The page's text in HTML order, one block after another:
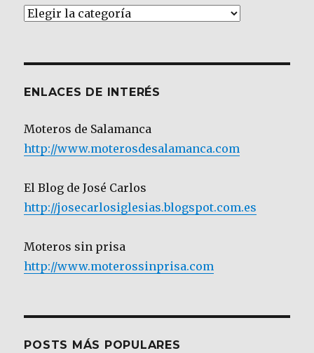
Artículos
ENLACES DE INTERÉS
Moteros de Salamanca
http://www.moterosdesalamanca.com
El Blog de José Carlos
http://josecarlosiglesias.blogspot.com.es
Moteros sin prisa
http://www.moterossinprisa.com
POSTS MÁS POPULARES